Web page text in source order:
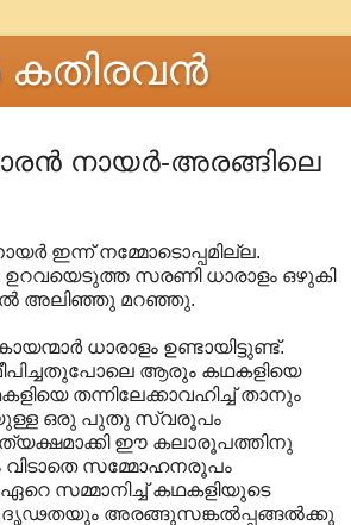
കതിരവന്‍
നായര്‍-അരങ്ങിലെ
ഇന്ന് നമ്മോടൊപ്പമില്ല.
ഉറവയെടുത്ത സരണി ധാരാളം ഒഴുകി
അലിഞ്ഞു മറഞ്ഞു.
ധാരാളം ഉണ്ടായിട്ടുണ്ട്.
ആരും കഥകളിയെ
തന്നിലേക്കാവഹിച്ച് താനും
ഒരു പുതു സ്വരൂപം
ഈ കലാരൂപത്തിനു
വിടാതെ സമ്മോഹനരൂപം
സമ്മാനിച്ച് കഥകളിയുടെ
ദൃഢതയും അരങ്ങുസങ്കല്‍പ്പങ്ങല്‍ക്കു